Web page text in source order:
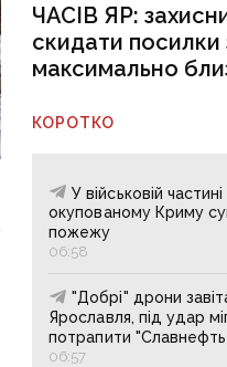
ЧАСІВ ЯР:
скидати посилки
максимально
КОРОТКО
У військовій
окупованому Криму
пожежу
06:58
"Добрі" дрони
Ярославля, під удар
потрапити
06:57